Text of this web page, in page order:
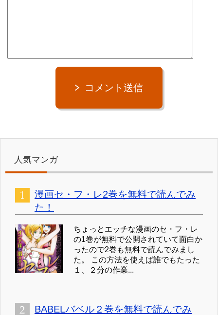
コメント送信
人気マンガ
漫画セ・フ・レ2巻を無料で読んでみ
た！
ちょっとエッチな漫画のセ・フ・レ
の1巻が無料で公開されていて面白か
ったので2巻も無料で読んでみまし
た。 この方法を使えば誰でもたった
１、２分の作業...
BABELバベル２巻を無料で読んでみ